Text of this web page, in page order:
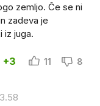
zemljo. Če se ni
zadeva je
iz juga.
+3 11 8